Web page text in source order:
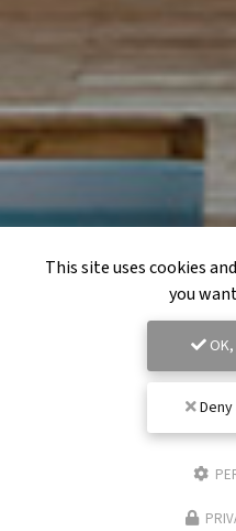
This site uses cookies
you